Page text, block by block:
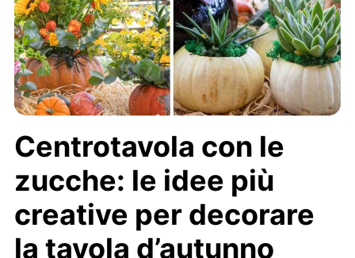
Centrotavola con le
zucche: le idee più
creative per decorare
la tavola d’autunno